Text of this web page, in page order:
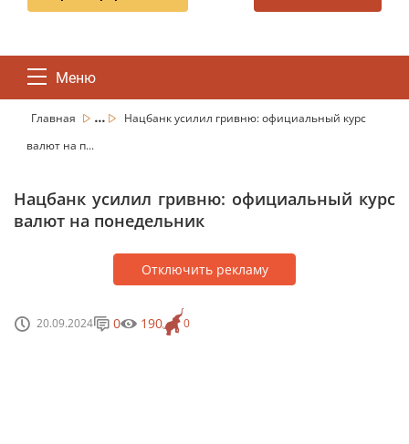
Меню
Главная ...
Нацбанк усилил гривню: официальный курс
валют на п...
Нацбанк усилил гривню: официальный курс
валют на понедельник
Отключить рекламу
20.09.2024 0
0 190